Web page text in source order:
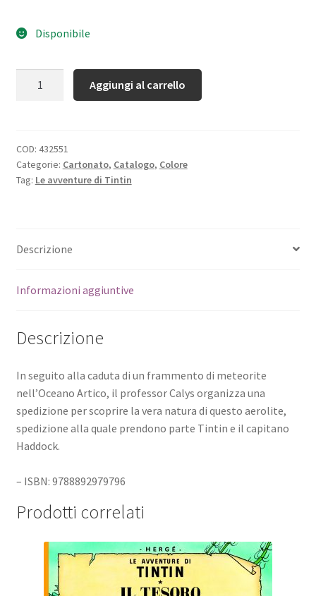
Disponibile
Aggiungi al carrello
COD: 432551
Categorie: Cartonato, Catalogo, Colore
Tag: Le avventure di Tintin
Descrizione
Informazioni aggiuntive
Descrizione
In seguito alla caduta di un frammento di meteorite
nell’Oceano Artico, il professor Calys organizza una
spedizione per scoprire la vera natura di questo aerolite,
spedizione alla quale prendono parte Tintin e il capitano
Haddock.
– ISBN: 9788892979796
Prodotti correlati